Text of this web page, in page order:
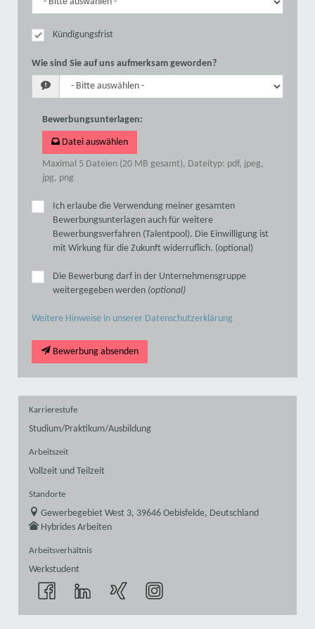
Kündigungsfrist
Wie sind Sie auf uns aufmerksam geworden?
Bewerbungsunterlagen:
Datei auswählen
Maximal 5 Dateien (20 MB gesamt), Dateityp: pdf, jpeg,
jpg, png
Ich erlaube die Verwendung meiner gesamten
Bewerbungsunterlagen auch für weitere
Bewerbungsverfahren (Talentpool). Die Einwilligung ist
mit Wirkung für die Zukunft widerruflich. (optional)
Die Bewerbung darf in der Unternehmensgruppe
weitergegeben werden (optional)
Weitere Hinweise in unserer Datenschutzerklärung
Bewerbung absenden
Karrierestufe
Studium/Praktikum/Ausbildung
Arbeitszeit
Vollzeit und Teilzeit
Standorte
Gewerbegebiet West 3, 39646 Oebisfelde, Deutschland
Hybrides Arbeiten
Arbeitsverhältnis
Werkstudent